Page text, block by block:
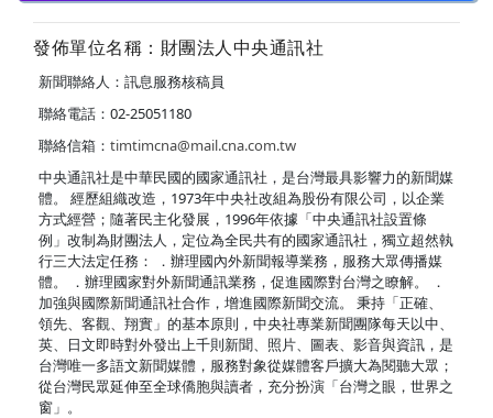
發佈單位名稱：財團法人中央通訊社
新聞聯絡人：訊息服務核稿員
聯絡電話：02-25051180
聯絡信箱： timtimcna@mail.cna.com.tw
中央通訊社是中華民國的國家通訊社，是台灣最具影響力的新聞媒
體。 經歷組織改造，1973年中央社改組為股份有限公司，以企業
方式經營；隨著民主化發展，1996年依據「中央通訊社設置條
例」改制為財團法人，定位為全民共有的國家通訊社，獨立超然執
行三大法定任務： ．辦理國內外新聞報導業務，服務大眾傳播媒
體。 ．辦理國家對外新聞通訊業務，促進國際對台灣之瞭解。 ．
加強與國際新聞通訊社合作，增進國際新聞交流。 秉持「正確、
領先、客觀、翔實」的基本原則，中央社專業新聞團隊每天以中、
英、日文即時對外發出上千則新聞、照片、圖表、影音與資訊，是
台灣唯一多語文新聞媒體，服務對象從媒體客戶擴大為閱聽大眾；
從台灣民眾延伸至全球僑胞與讀者，充分扮演「台灣之眼，世界之
窗」。